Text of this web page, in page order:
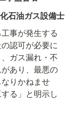
石油ガス設備士
事が発生する
認可が必要に
ガス漏れ・不
あり、最悪の
りかねませ
る」と明示し